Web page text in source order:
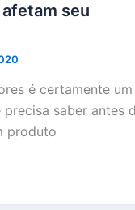
seu
é certamente um
saber antes
produto